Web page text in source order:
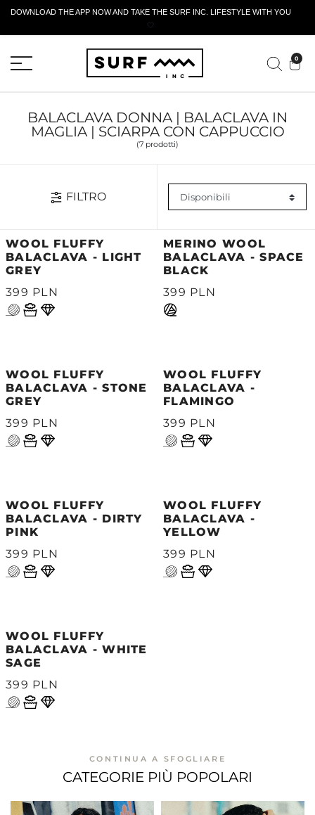
DOWNLOAD THE APP NOW AND TAKE THE SURF INC. LIFESTYLE WITH YOU
🤍
0
BALACLAVA DONNA | BALACLAVA IN
MAGLIA | SCIARPA CON CAPPUCCIO
(7 prodotti)
FILTRO
WOOL FLUFFY
BALACLAVA - LIGHT
GREY
399 PLN
MERINO WOOL
BALACLAVA - SPACE
BLACK
399 PLN
WOOL FLUFFY
BALACLAVA - STONE
GREY
399 PLN
WOOL FLUFFY
BALACLAVA -
FLAMINGO
399 PLN
WOOL FLUFFY
BALACLAVA - DIRTY
PINK
399 PLN
WOOL FLUFFY
BALACLAVA -
YELLOW
399 PLN
WOOL FLUFFY
BALACLAVA - WHITE
SAGE
399 PLN
CONTINUA A SFOGLIARE
CATEGORIE PIÙ POPOLARI
MODULO DI RESTITUZIONE ATTIVO